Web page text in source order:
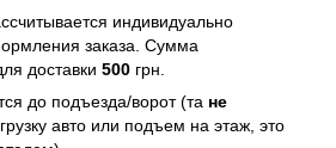
индивидуально
заказа. Сумма
доставки 500 грн.
до подъезда/ворот (та не
авто или подъем на этаж, это